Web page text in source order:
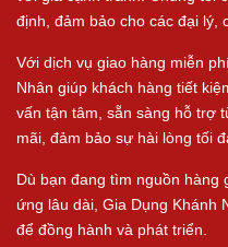
định, đảm bảo cho các đại lý,
Với dịch vụ giao hàng miễn
Nhân giúp khách hàng tiết
vấn tận tâm, sẵn sàng hỗ trợ
mãi, đảm bảo sự hài lòng tối
Dù bạn đang tìm nguồn hàng
ứng lâu dài, Gia Dụng Khánh
để đồng hành và phát triển.